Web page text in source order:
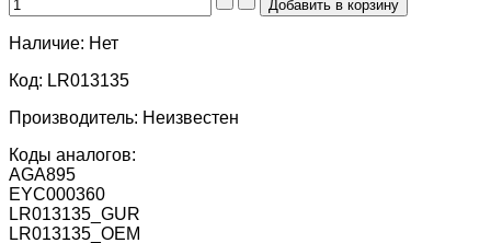
Наличие: Нет
Код: LR013135
Производитель: Неизвестен
Коды аналогов:
AGA895
EYC000360
LR013135_GUR
LR013135_OEM